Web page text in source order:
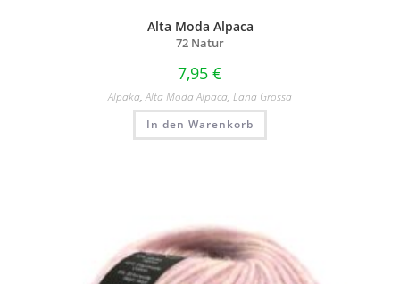
Alta Moda Alpaca
72 Natur
7,95 €
Alpaka,Alta Moda Alpaca, Lana Grossa
In den Warenkorb